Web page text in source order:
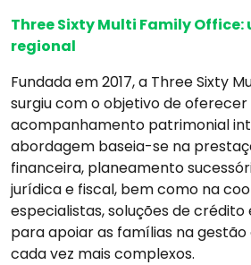
Three Sixty Multi Family Office:
regional
Fundada em 2017, a Three Sixty
surgiu com o objetivo de oferecer
acompanhamento patrimonial
abordagem baseia-se na
financeira, planeamento
jurídica e fiscal, bem como na
especialistas, soluções de
para apoiar as famílias na
cada vez mais complexos.